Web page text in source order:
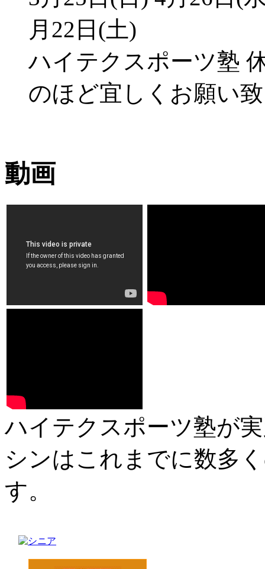
月22日(土)
ハイテクスポーツ塾
のほど宜しくお願い
動画
ハイテクスポーツ塾が
シンはこれまでに数多
す。